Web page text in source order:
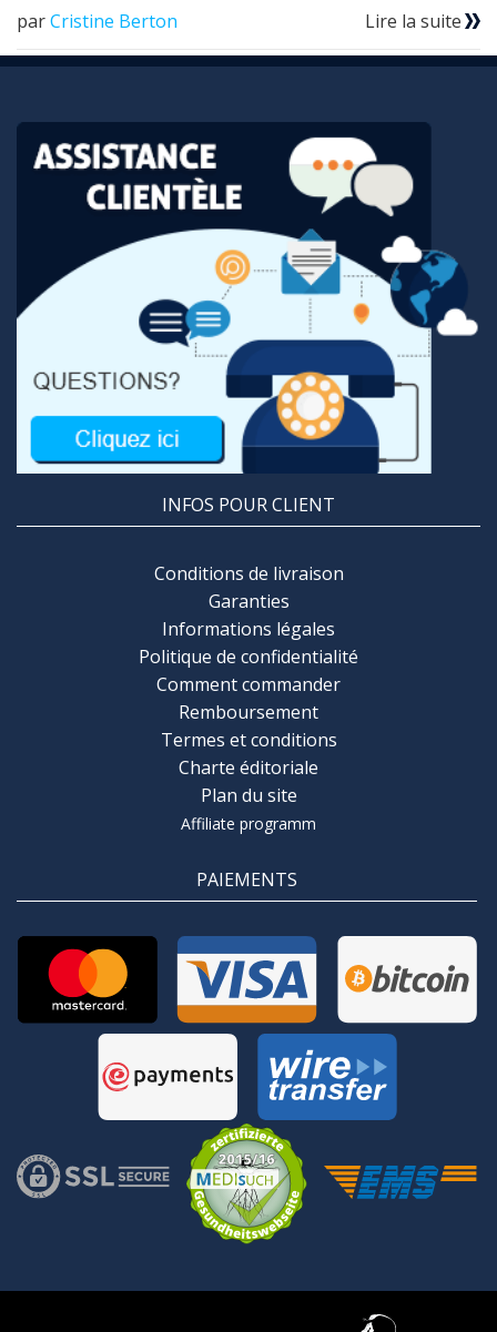
parCristine Berton Lire la suite
INFOS POUR CLIENT
Conditions de livraison
Garanties
Informations légales
Politique de confidentialité
Comment commander
Remboursement
Termes et conditions
Charte éditoriale
Plan du site
Affiliate programm
PAIEMENTS